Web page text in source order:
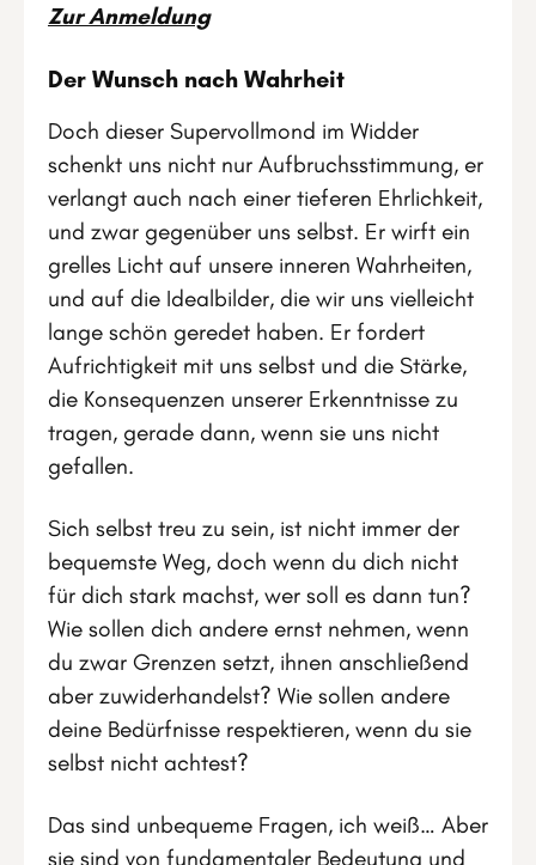
Zur Anmeldung
Der Wunsch nach Wahrheit
Doch dieser Supervollmond im Widder
schenkt uns nicht nur Aufbruchsstimmung, er
verlangt auch nach einer tieferen Ehrlichkeit,
und zwar gegenüber uns selbst. Er wirft ein
grelles Licht auf unsere inneren Wahrheiten,
und auf die Idealbilder, die wir uns vielleicht
lange schön geredet haben. Er fordert
Aufrichtigkeit mit uns selbst und die Stärke,
die Konsequenzen unserer Erkenntnisse zu
tragen, gerade dann, wenn sie uns nicht
gefallen.
Sich selbst treu zu sein, ist nicht immer der
bequemste Weg, doch wenn du dich nicht
für dich stark machst, wer soll es dann tun?
Wie sollen dich andere ernst nehmen, wenn
du zwar Grenzen setzt, ihnen anschließend
aber zuwiderhandelst? Wie sollen andere
deine Bedürfnisse respektieren, wenn du sie
selbst nicht achtest?
Das sind unbequeme Fragen, ich weiß… Aber
sie sind von fundamentaler Bedeutung und